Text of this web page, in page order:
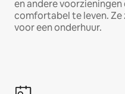
en andere
comfortabel te leven.
voor een onderhuur.